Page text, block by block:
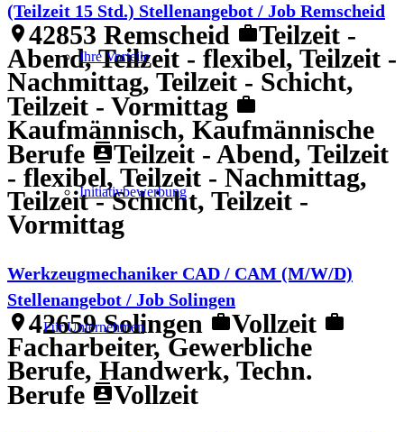
Ihre Vorteile
Initiativbewerbung
Für Unternehmen
(Teilzeit 15 Std.) Stellenangebot / Job Remscheid
location_on 42853 Remscheid workTeilzeit -
Abend, Teilzeit - flexibel, Teilzeit -
Nachmittag, Teilzeit - Schicht,
Teilzeit - Vormittag work
Kaufmännisch, Kaufmännische
Berufe contactsTeilzeit - Abend, Teilzeit
- flexibel, Teilzeit - Nachmittag,
Teilzeit - Schicht, Teilzeit -
Vormittag
Werkzeugmechaniker CAD / CAM (M/W/D)
Stellenangebot / Job Solingen
location_on 42659 Solingen workVollzeit work
Facharbeiter, Gewerbliche
Berufe, Handwerk, Techn.
Berufe contactsVollzeit